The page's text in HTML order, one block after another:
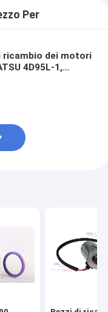
Per
ricambio dei motori
4D95L-1,